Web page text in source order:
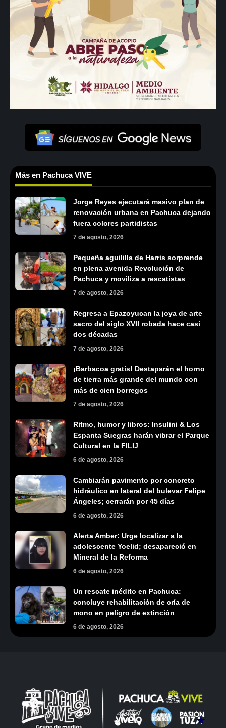
Más en Pachuca VIVE
Jorge Reyes ejecutará masivo plan de
renovación urbana en Pachuca dejando
fuera colores partidistas
7 de agosto, 2026
Pequeña aguililla de Harris sorprende
en plena avenida Revolución de
Pachuca y moviliza a rescatistas
7 de agosto, 2026
Regresa a Epazoyucan la joya de arte
sacro del siglo XVII robada hace casi
dos décadas
7 de agosto, 2026
¡Barbacoa gratis! Destaparán el horno
de tierra más grande del mundo con
más de cien borregos
7 de agosto, 2026
Ritmo, humor y libros: Insulini & Los
Espanta Suegras harán vibrar el Parque
Cultural en la FILIJ
6 de agosto, 2026
Cambiarán pavimento por concreto
hidráulico en lateral del bulevar Felipe
Ángeles; cerrarán por 45 días
6 de agosto, 2026
Alerta Amber: Urge localizar a la
adolescente Yoelid; desapareció en
Mineral de la Reforma
6 de agosto, 2026
Un rescate inédito en Pachuca:
concluye rehabilitación de cría de
mono en peligro de extinción
6 de agosto, 2026